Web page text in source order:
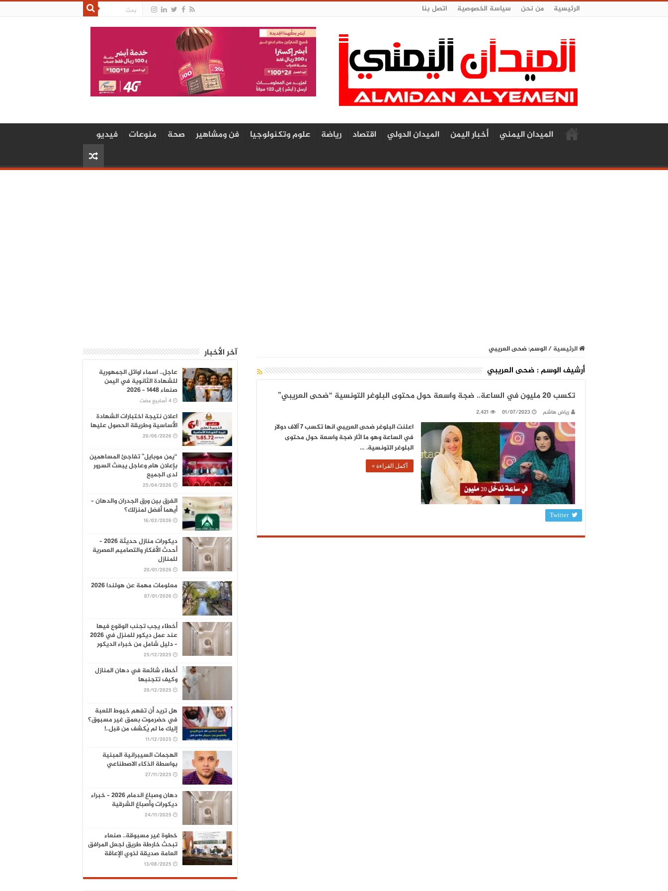
الرئيسية من نحن سياسة الخصوصية اتصل بنا
الميدان اليمني أخبار اليمن الميدان الدولي اقتصاد رياضة علوم وتكنولوجيا فن ومشاهير صحة منوعات فيديو
الرئيسية/الوسم:ضحى العريبي
أرشيف الوسم : ضحى العريبي
تكسب 20 مليون في الساعة.. ضجة واسعة حول محتوى البلوغر التونسية “ضحى العريبي”
رياض هاشم 01/07/2023
2,421
اعلنت البلوغر ضحى العريبي انها تكسب 7 آلاف دولار
في الساعة وهو ما اثار ضجة واسعة حول محتوى
البلوغر التونسية. …
أكمل القراءة »
Twitter
آخر الأخبار
عاجل.. اسماء اوائل الجمهورية
للشهادة الثانوية في اليمن
صنعاء 1448 – 2026
اعلان نتيجة اختبارات الشهادة
الأساسية وطريقة الحصول عليها
20/06/2026
“يمن موبايل” تفاجئ المساهمين
بإعلان هام وعاجل يبعث السرور
لدى الجميع
25/04/2026
الفرق بين ورق الجدران والدهان –
أيهما أفضل لمنزلك؟
16/02/2026
ديكورات منازل حديثة 2026 –
أحدث الأفكار والتصاميم العصرية
للمنازل
20/01/2026
معلومات مهمة عن هولندا 2026
07/01/2026
أخطاء يجب تجنب الوقوع فيها
عند عمل ديكور للمنزل في 2026
– دليل شامل من خبراء الديكور
25/12/2025
أخطاء شائعة في دهان المنازل
وكيف تتجنبها
20/12/2025
هل تريد أن تفهم خيوط اللعبة
في حضرموت بعمق غير مسبوق؟
إليك ما لم يُكشف من قبل..!
11/12/2025
الهجمات السيبرانية المبنية
بواسطة الذكاء الاصطناعي
27/11/2025
دهان وصباغ الدمام 2026 – خبراء
ديكورات وأصباغ الشرقية
24/11/2025
خطوة غير مسبوقة.. صنعاء
تبحث خارطة طريق لجعل المرافق
العامة صديقة لذوي الإعاقة
13/08/2025